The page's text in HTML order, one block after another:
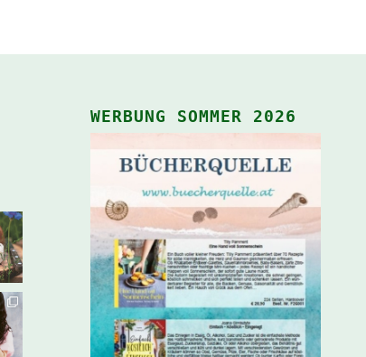
WERBUNG SOMMER 2026